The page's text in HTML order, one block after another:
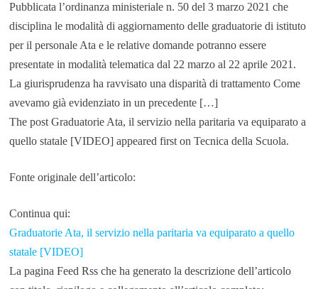
Pubblicata l’ordinanza ministeriale n. 50 del 3 marzo 2021 che
disciplina le modalità di aggiornamento delle graduatorie di istituto
per il personale Ata e le relative domande potranno essere
presentate in modalità telematica dal 22 marzo al 22 aprile 2021.
La giurisprudenza ha ravvisato una disparità di trattamento Come
avevamo già evidenziato in un precedente […]
The post Graduatorie Ata, il servizio nella paritaria va equiparato a
quello statale [VIDEO] appeared first on Tecnica della Scuola.
Fonte originale dell’articolo:
Continua qui:
Graduatorie Ata, il servizio nella paritaria va equiparato a quello
statale [VIDEO]
La pagina Feed Rss che ha generato la descrizione dell’articolo